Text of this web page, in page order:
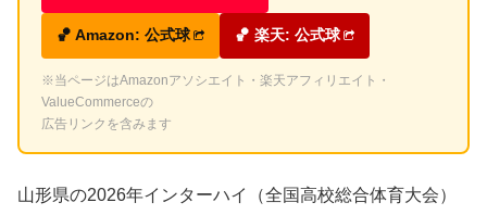
🏀 Amazon: 公式球 🏀 楽天: 公式球
※当ページはAmazonアソシエイト・楽天アフィリエイト・
ValueCommerceの
広告リンクを含みます
山形県の2026年インターハイ（全国高校総合体育大会）